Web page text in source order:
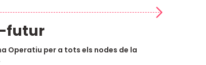
futur
Operatiu per a tots els nodes de la